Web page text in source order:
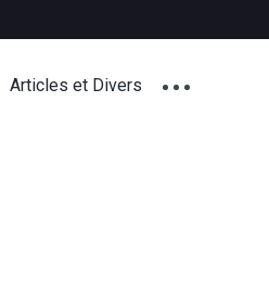
Articles et Divers